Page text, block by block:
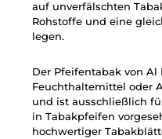
auf unverfälschten
Rohstoffe und eine
legen.
Der Pfeifentabak von
Feuchthaltemittel oder
und ist ausschließlich
in Tabakpfeifen
hochwertiger